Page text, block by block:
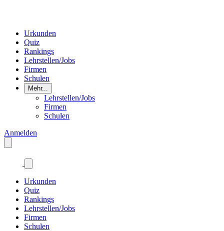
Urkunden
Quiz
Rankings
Lehrstellen/Jobs
Firmen
Schulen
Mehr...
Lehrstellen/Jobs
Firmen
Schulen
Anmelden
Urkunden
Quiz
Rankings
Lehrstellen/Jobs
Firmen
Schulen